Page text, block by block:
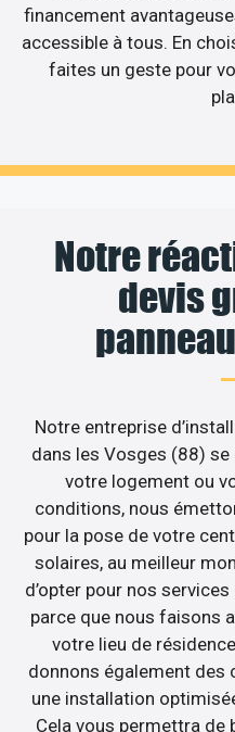
financement
accessible à tous. En
faites un geste pour
Notre
devis
Notre entreprise
dans les Vosges (88)
votre logement ou
conditions, nous
pour la pose de votre
solaires, au meilleur
d’opter pour nos
parce que nous faisons
votre lieu de
donnons également des
une installation
Cela vous permettra de